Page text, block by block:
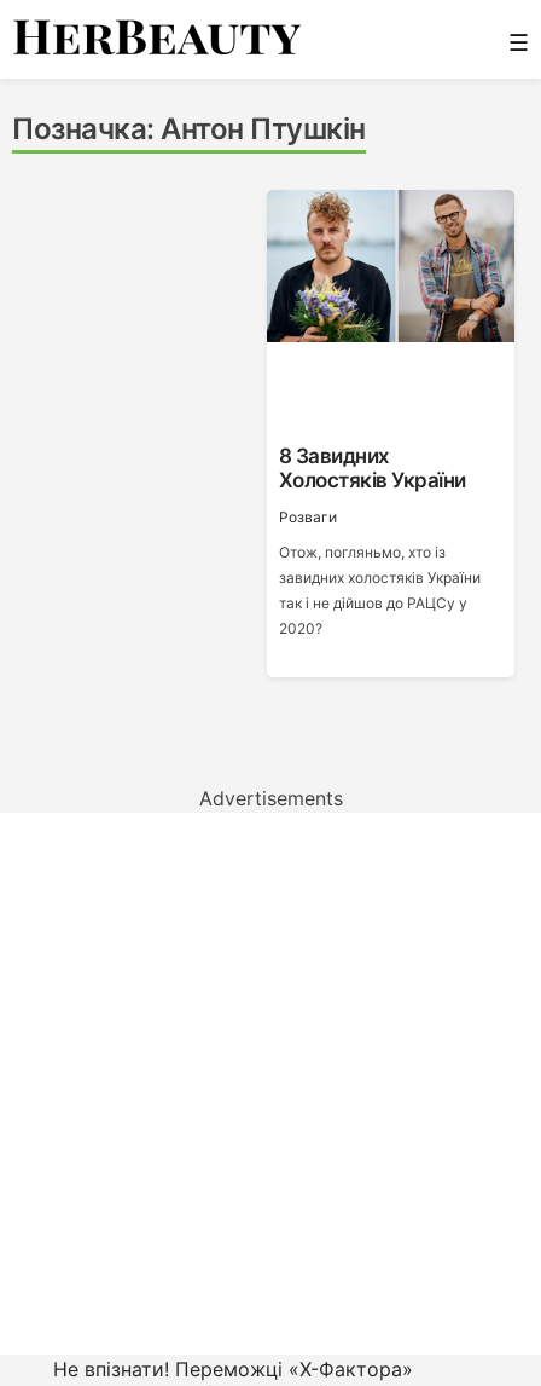
Skip
☰
Позначка: Антон Птушкін
8 Завидних
Холостяків України
Розваги
Отож, погляньмо, хто із
завидних холостяків України
так і не дійшов до РАЦСу у
2020?
Advertisements
Не впізнати! Переможці «Х-Фактора»